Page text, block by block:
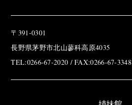
〒391-0301
長野県茅野市北山蓼科高原4035
TEL:0266-67-2020 / FAX:0266-67-3348